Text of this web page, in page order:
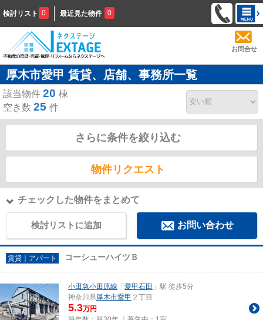
検討リスト 0 最近見た物件 0
お問合せ
厚木市愛甲 賃貸、店舗、事務所一覧
該当物件 20 棟
空き数 25 件
さらに条件を絞り込む
物件リクエスト
チェックした物件をまとめて
検討リストに追加 お問い合わせ
賃貸｜アパート コーシューハイツＢ
小田急小田原線 「愛甲石田 」駅 徒歩5分
神奈川県厚木市愛甲 ２丁目
5.3万円